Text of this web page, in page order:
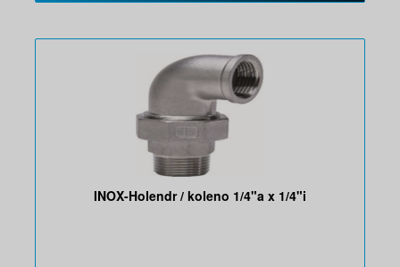
INOX-Holendr / koleno 1/4"a x 1/4"i